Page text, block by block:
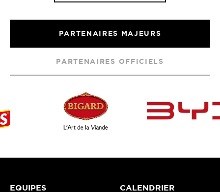
PARTENAIRES MAJEURS
PARTENAIRES OFFICIELS
EQUIPES CALENDRIER